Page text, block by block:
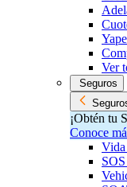
Ver
Seguros
¡Obtén tu
Conoce